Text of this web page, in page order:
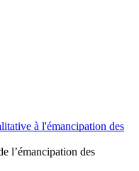
à l'émancipation des
l’émancipation des